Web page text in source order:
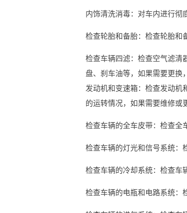
内饰清洗消毒：对车内进行彻
检查轮胎和备胎：检查轮胎和
检查车辆四滤：检查空气滤清
盘、刹车油等，如果需要更换
发动机和变速箱：检查发动机
的运转情况，如果需要维修或
检查车辆的全车皮带：检查全
检查车辆的灯光和信号系统：
检查车辆的冷却系统：检查车
检查车辆的电瓶和电路系统：